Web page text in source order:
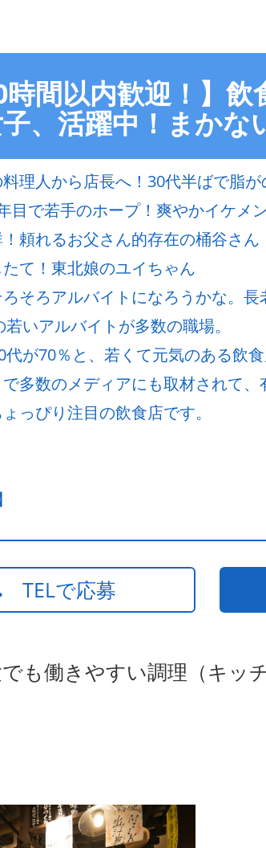
間以内歓迎！】
、活躍中！まかな
料理人から店長へ！30代半ばで脂
目で若手のホープ！爽やかイケメ
！頼れるお父さん的存在の桶谷さん
たて！東北娘のユイちゃん
ろそろアルバイトになろうかな。
いアルバイトが多数の職場。
代が70％と、若くて元気のある飲
多数のメディアにも取材されて
っぴり注目の飲食店です。
TELで応募
も働きやすい調理（キッ